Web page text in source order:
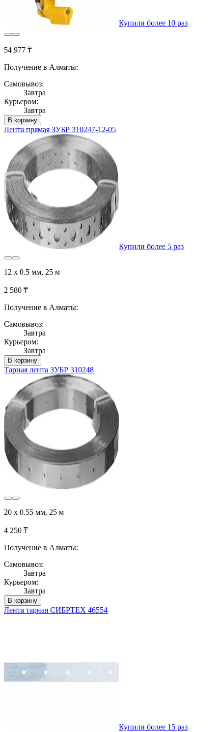
Купили более 10 раз
54 977 ₸
Получение в Алматы:
Самовывоз:
Завтра
Курьером:
Завтра
В корзину
Лента прямая ЗУБР 310247-12-05
Купили более 5 раз
12 x 0.5 мм, 25 м
2 580 ₸
Получение в Алматы:
Самовывоз:
Завтра
Курьером:
Завтра
В корзину
Тарная лента ЗУБР 310248
20 x 0.55 мм, 25 м
4 250 ₸
Получение в Алматы:
Самовывоз:
Завтра
Курьером:
Завтра
В корзину
Лента тарная СИБРТЕХ 46554
Купили более 15 раз